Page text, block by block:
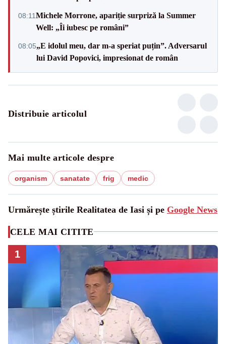
08:11Michele Morrone, apariție surpriză la Summer
Well: „Îi iubesc pe români”
08:05„E idolul meu, dar m-a speriat puțin”. Adversarul
lui David Popovici, impresionat de român
Distribuie articolul
Mai multe articole despre
organism sanatate frig medic
Urmărește știrile Realitatea de Iasi și pe Google News
CELE MAI CITITE
1